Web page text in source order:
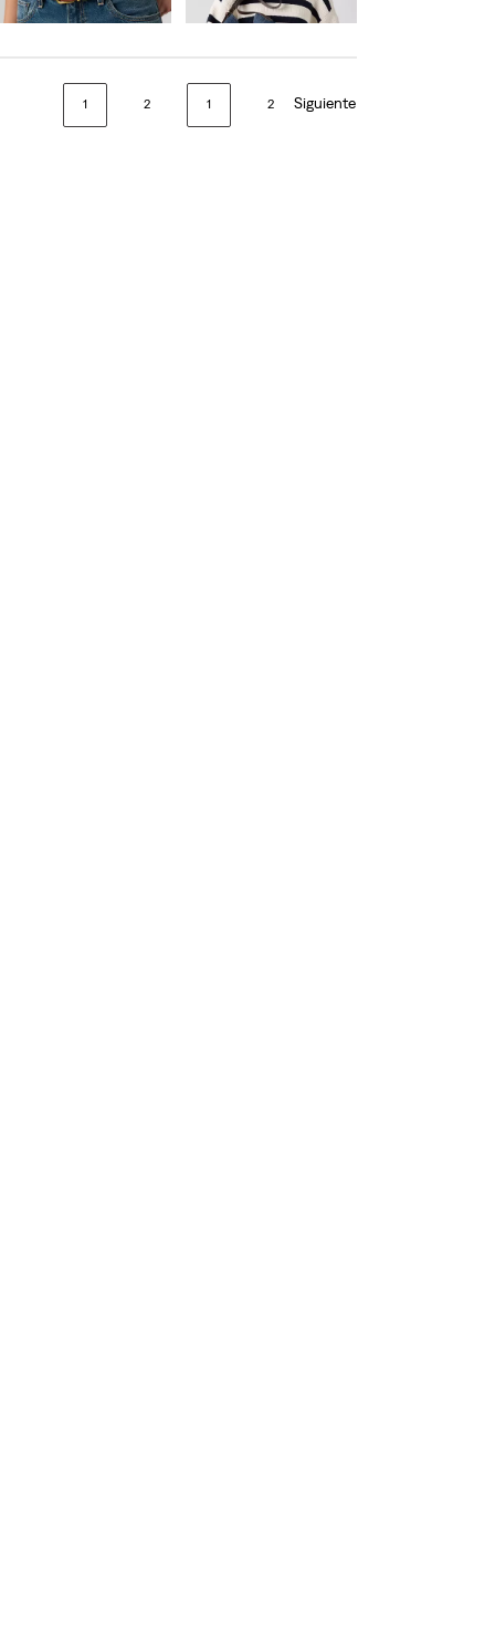
59,00 € 55,00 €
1 2 Siguiente
1 2